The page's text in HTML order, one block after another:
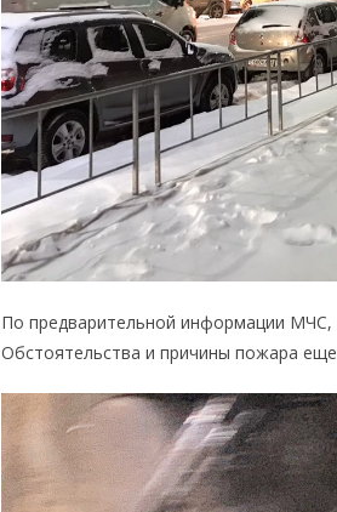
По предварительной информации МЧС,
Обстоятельства и причины пожара